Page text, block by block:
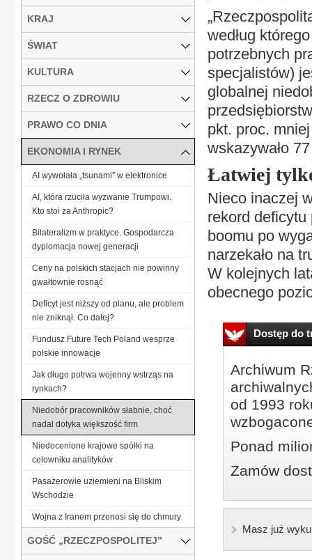
według
potrzebnych
specjalistów)
globalnej
pkt. proc.
wskazywało
Łatwiej
Nieco inaczej
rekord deficytu
boomu po
narzekało na
W kolejnych
obecnego
Dostęp do
Archiwum
od 1993
Ponad
Zamów
Masz już
KRAJ
ŚWIAT
KULTURA
RZECZ O ZDROWIU
PRAWO CO DNIA
EKONOMIA I RYNEK
AI wywołała „tsunami” w elektronice
AI, która rzuciła wyzwanie Trumpowi.
Kto stoi za Anthropic?
Bilateralizm w praktyce. Gospodarcza
dyplomacja nowej generacji
Ceny na polskich stacjach nie powinny
gwałtownie rosnąć
Deficyt jest niższy od planu, ale problem
nie zniknął. Co dalej?
Fundusz Future Tech Poland wesprze
polskie innowacje
Jak długo potrwa wojenny wstrząs na
rynkach?
Niedobór pracowników słabnie, choć
nadal dotyka większość firm
Niedocenione krajowe spółki na
celowniku analityków
Pasażerowie uziemieni na Bliskim
Wschodzie
Wojna z Iranem przenosi się do chmury
GOŚĆ „RZECZPOSPOLITEJ”